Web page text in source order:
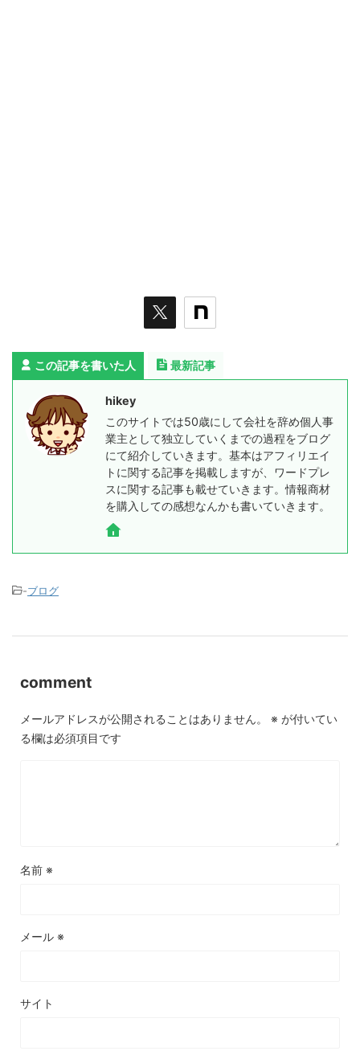
この記事を書いた人 最新記事
hikey
このサイトでは50歳にして会社を辞め個人事
業主として独立していくまでの過程をブログ
にて紹介していきます。基本はアフィリエイ
トに関する記事を掲載しますが、ワードプレ
スに関する記事も載せていきます。情報商材
を購入しての感想なんかも書いていきます。
-ブログ
comment
メールアドレスが公開されることはありません。 ※ が付いてい
る欄は必須項目です
名前 ※
メール ※
サイト